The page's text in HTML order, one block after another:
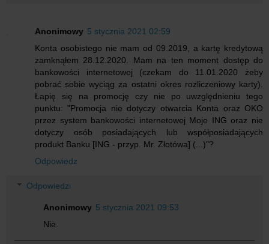
Anonimowy 5 stycznia 2021 02:59
Konta osobistego nie mam od 09.2019, a kartę kredytową
zamknąłem 28.12.2020. Mam na ten moment dostęp do
bankowości internetowej (czekam do 11.01.2020 żeby
pobrać sobie wyciąg za ostatni okres rozliczeniowy karty).
Łapię się na promocję czy nie po uwzględnieniu tego
punktu: "Promocja nie dotyczy otwarcia Konta oraz OKO
przez system bankowości internetowej Moje ING oraz nie
dotyczy osób posiadających lub współposiadających
produkt Banku [ING - przyp. Mr. Złotówa] (...)"?
Odpowiedz
Odpowiedzi
Anonimowy 5 stycznia 2021 09:53
Nie.